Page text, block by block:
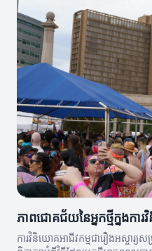
ភាពជោគជ័យនៃអ្នកថ្មីក្នុងការ
ការវិនិយោគអាជីវកម្មជារឿងអស្ចារ្យស